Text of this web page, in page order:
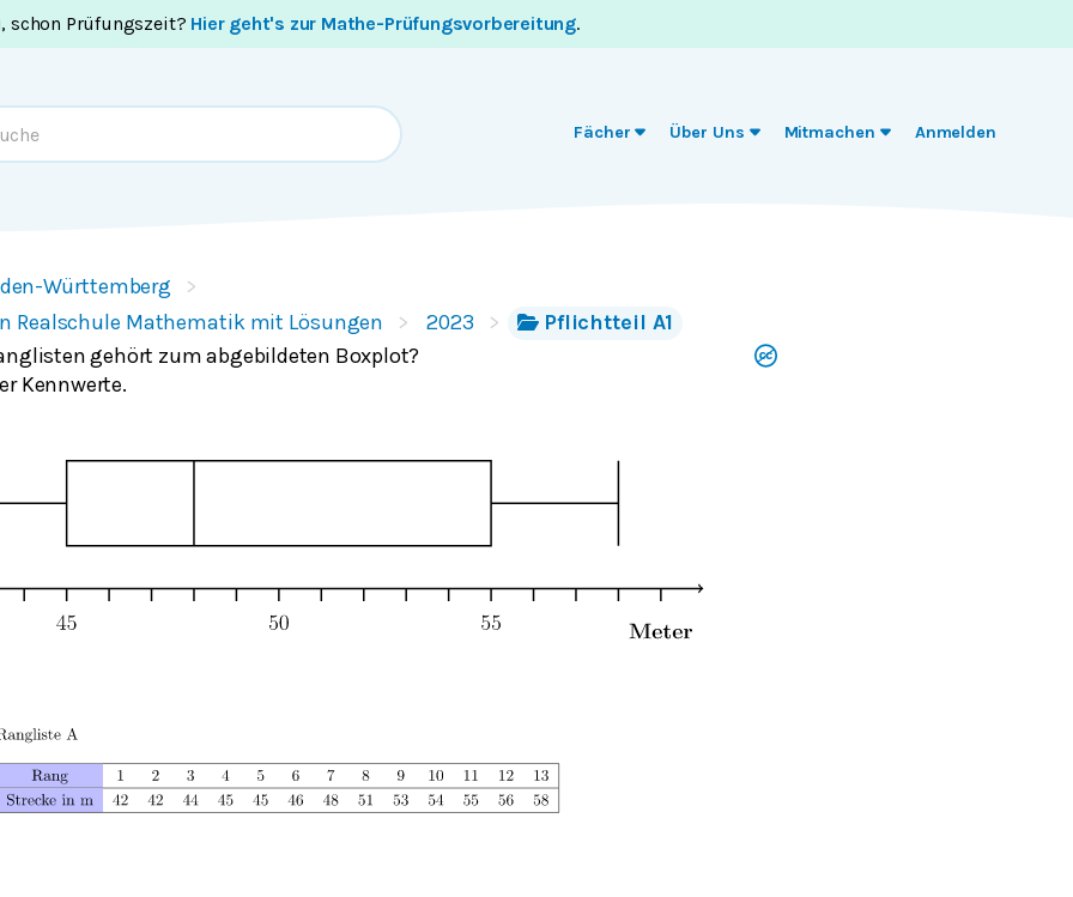
schon Prüfungszeit? Hier geht's zur Mathe-Prüfungsvorbereitung.
Fächer Über Uns Mitmachen Anmelden
Württemberg
Realschule Mathematik mit Lösungen
2023
Pflichtteil A1
gehört zum abgebildeten Boxplot?
Kennwerte.